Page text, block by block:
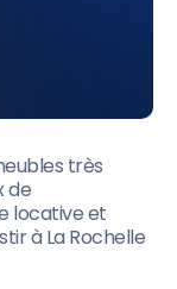
très
de
locative et
à La Rochelle